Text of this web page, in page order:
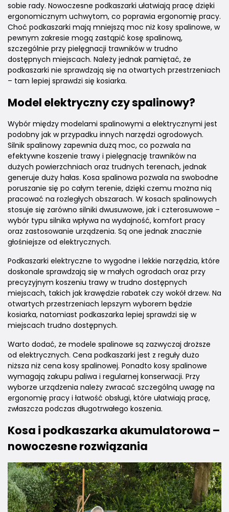
sobie rady. Nowoczesne podkaszarki ułatwiają pracę dzięki
ergonomicznym uchwytom, co poprawia ergonomię pracy.
Choć podkaszarki mają mniejszą moc niż kosy spalinowe, w
pewnym zakresie mogą zastąpić kosę spalinową,
szczególnie przy pielęgnacji trawników w trudno
dostępnych miejscach. Należy jednak pamiętać, że
podkaszarki nie sprawdzają się na otwartych przestrzeniach
– tam lepiej sprawdzi się kosiarka.
Model elektryczny czy spalinowy?
Wybór między modelami spalinowymi a elektrycznymi jest
podobny jak w przypadku innych narzędzi ogrodowych.
Silnik spalinowy zapewnia dużą moc, co pozwala na
efektywne koszenie trawy i pielęgnację trawników na
dużych powierzchniach oraz trudnych terenach, jednak
generuje duży hałas. Kosa spalinowa pozwala na swobodne
poruszanie się po całym terenie, dzięki czemu można nią
pracować na rozległych obszarach. W kosach spalinowych
stosuje się zarówno silniki dwusuwowe, jak i czterosuwowe –
wybór typu silnika wpływa na wydajność, komfort pracy
oraz zastosowanie urządzenia. Są one jednak znacznie
głośniejsze od elektrycznych.
Podkaszarki elektryczne to wygodne i lekkie narzędzia, które
doskonale sprawdzają się w małych ogrodach oraz przy
precyzyjnym koszeniu trawy w trudno dostępnych
miejscach, takich jak krawędzie rabatek czy wokół drzew. Na
otwartych przestrzeniach lepszym wyborem będzie
kosiarka, natomiast podkaszarka lepiej sprawdzi się w
miejscach trudno dostępnych.
Warto dodać, że modele spalinowe są zazwyczaj droższe
od elektrycznych. Cena podkaszarki jest z reguły dużo
niższa niż cena kosy spalinowej. Ponadto kosy spalinowe
wymagają zakupu paliwa i regularnej konserwacji. Przy
wyborze urządzenia należy zwracać szczególną uwagę na
ergonomię pracy i łatwość obsługi, które ułatwiają pracę,
zwłaszcza podczas długotrwałego koszenia.
Kosa i podkaszarka akumulatorowa –
nowoczesne rozwiązania